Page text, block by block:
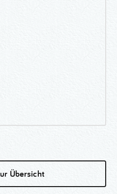
Übersicht